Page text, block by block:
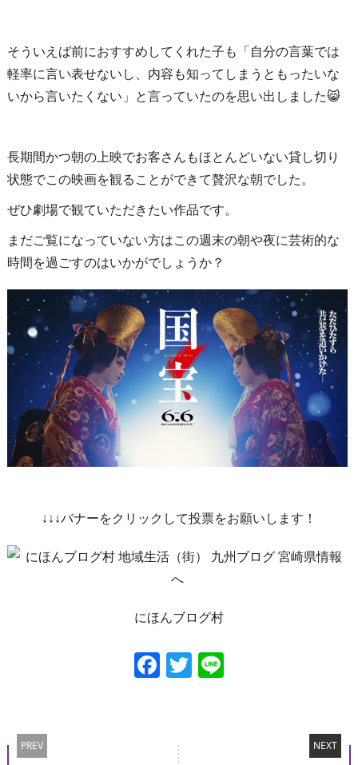
そういえば前におすすめしてくれた子も「自分の言葉では
軽率に言い表せないし、内容も知ってしまうともったいな
いから言いたくない」と言っていたのを思い出しました😸
長期間かつ朝の上映でお客さんもほとんどいない貸し切り
状態でこの映画を観ることができて贅沢な朝でした。
ぜひ劇場で観ていただきたい作品です。
まだご覧になっていない方はこの週末の朝や夜に芸術的な
時間を過ごすのはいかがでしょうか？
↓↓↓バナーをクリックして投票をお願いします！
にほんブログ村
Facebook
Twitter
Line
PREV NEXT